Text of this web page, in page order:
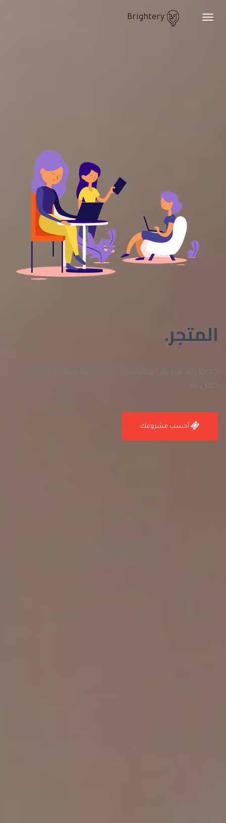
Toggle
Brightery
المتجر.
جد كل ما تريد من منتجات برايتري أو قم بحسابة مشروع
خاص بك
أحسب مشروعك